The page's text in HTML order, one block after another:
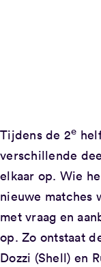
Tijdens de 2e
verschillende
elkaar op. Wie
nieuwe matches
met vraag en
op. Zo ontstaat
Dozzi (Shell) en